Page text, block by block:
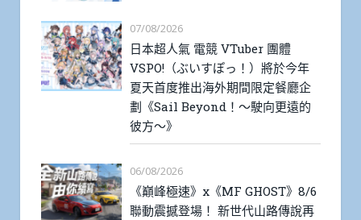
07/08/2026
日本超人氣 電競 VTuber 團體
VSPO!（ぶいすぽっ！）將於今年
夏天首度推出海外期間限定餐廳企
劃《Sail Beyond！～駛向更遠的
彼方～》
06/08/2026
《巔峰極速》x《MF GHOST》8/6
聯動震撼登場！ 新世代山路傳說再